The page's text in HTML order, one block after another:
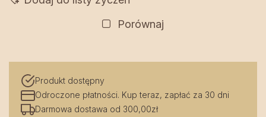
Hol-
Ser
Porównaj
Produkt dostępny
Odroczone płatności. Kup teraz, zapłać za 30 dni
Darmowa dostawa od 300,00zł